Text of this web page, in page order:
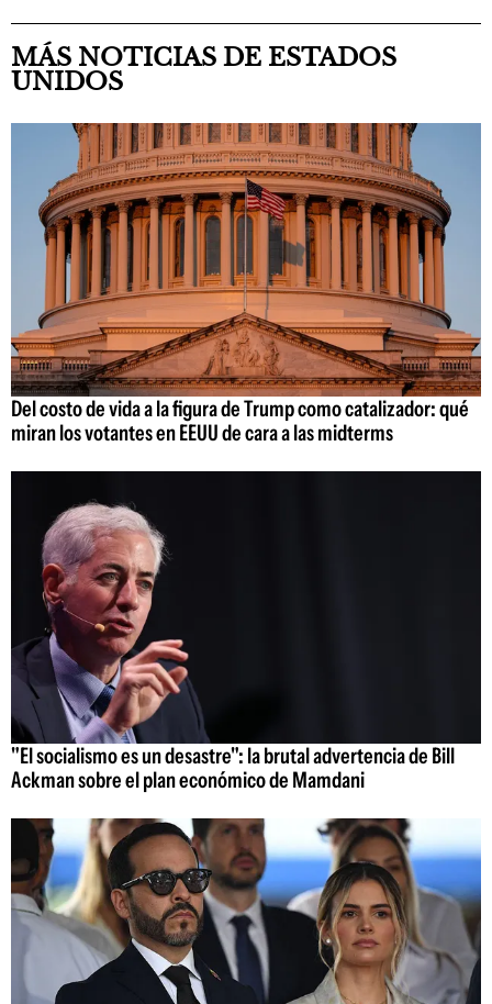
MÁS NOTICIAS DE ESTADOS
UNIDOS
Del costo de vida a la figura de Trump como catalizador: qué
miran los votantes en EEUU de cara a las midterms
"El socialismo es un desastre": la brutal advertencia de Bill
Ackman sobre el plan económico de Mamdani